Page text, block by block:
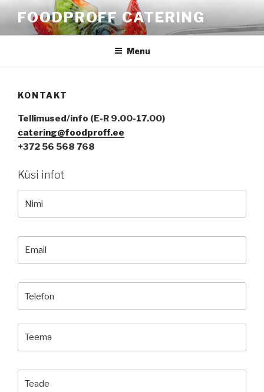
Skip
content
FOODPROFF CATERING
Menu
KONTAKT
Tellimused/info (E-R 9.00-17.00)
catering@foodproff.ee
+372 56 568 768
Küsi infot